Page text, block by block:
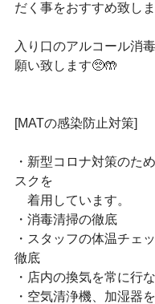
だく事をおすすめ致し
入り口のアルコール消
願い致します🥺🤲﻿
[MATの感染防止対策]﻿
・新型コロナ対策のた
スクを﻿
着用しています。﻿
・消毒清掃の徹底﻿
・スタッフの体温チェ
徹底﻿
・店内の換気を常に行
・空気清浄機、加湿器